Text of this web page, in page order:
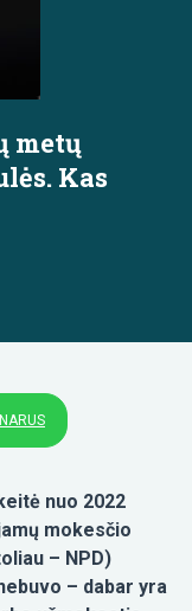
metų
Kas
nuo 2022
mokesčio
– NPD)
– dabar yra